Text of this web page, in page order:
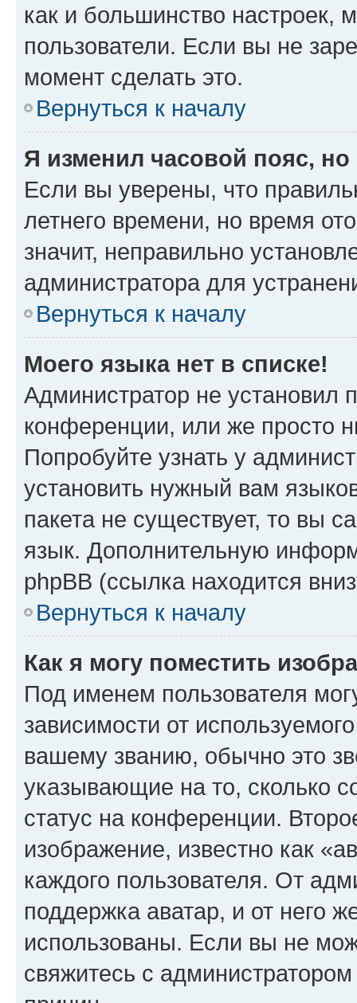
как и большинство настроек,
пользователи. Если вы не
момент сделать это.
Вернуться к началу
Я изменил часовой пояс,
Если вы уверены, что
летнего времени, но время
значит, неправильно
администратора для
Вернуться к началу
Моего языка нет в списке!
Администратор не установил
конференции, или же просто
Попробуйте узнать у
установить нужный вам
пакета не существует, то вы
язык. Дополнительную
phpBB (ссылка находится
Вернуться к началу
Как я могу поместить
Под именем пользователя
зависимости от
вашему званию, обычно это
указывающие на то, сколько
статус на конференции.
изображение, известно как
каждого пользователя. От
поддержка аватар, и от него
использованы. Если вы не
свяжитесь с